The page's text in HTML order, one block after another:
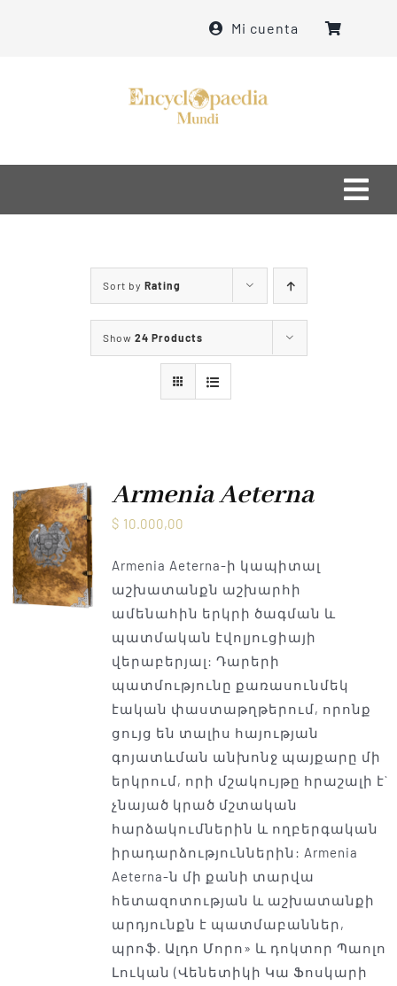
Mi cuenta
մեր մասին
ինչ ենք անում
Կապ
Sort by Rating
Show 24 Products
Armenia Aeterna
$ 10.000,00
Armenia Aeterna-ի կապիտալ
աշխատանքն աշխարհի
ամենահին երկրի ծագման և
պատմական էվոլյուցիայի
վերաբերյալ: Դարերի
պատմությունը քառասունմեկ
էական փաստաթղթերում, որոնք
ցույց են տալիս հայության
գոյատևման անխոնջ պայքարը մի
երկրում, որի մշակույթը հրաշալի է`
չնայած կրած մշտական ​​
հարձակումներին և ողբերգական
իրադարձություններին: Armenia
Aeterna-ն մի քանի տարվա
հետազոտության և աշխատանքի
արդյունքն է պատմաբաններ,
պրոֆ. Ալդո Մորո» և դոկտոր Պաոլո
Լուկան (Վենետիկի Կա Ֆոսկարի